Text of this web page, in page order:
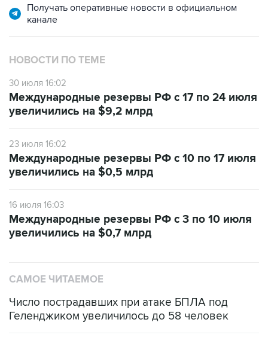
Получать оперативные новости в официальном
канале
НОВОСТИ ПО ТЕМЕ
30 июля 16:02
Международные резервы РФ с 17 по 24 июля
увеличились на $9,2 млрд
23 июля 16:02
Международные резервы РФ с 10 по 17 июля
увеличились на $0,5 млрд
16 июля 16:03
Международные резервы РФ с 3 по 10 июля
увеличились на $0,7 млрд
САМОЕ ЧИТАЕМОЕ
Число пострадавших при атаке БПЛА под
Геленджиком увеличилось до 58 человек